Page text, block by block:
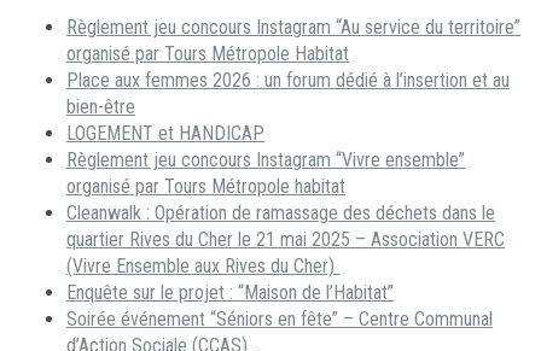
Règlement jeu concours Instagram “Au service du territoire”
organisé par Tours Métropole Habitat
Place aux femmes 2026 : un forum dédié à l’insertion et au
bien-être
LOGEMENT et HANDICAP
Règlement jeu concours Instagram “Vivre ensemble”
organisé par Tours Métropole habitat
Cleanwalk : Opération de ramassage des déchets dans le
quartier Rives du Cher le 21 mai 2025 – Association VERC
(Vivre Ensemble aux Rives du Cher)
Enquête sur le projet : “Maison de l’Habitat”
Soirée événement “Séniors en fête” – Centre Communal
d’Action Sociale (CCAS)